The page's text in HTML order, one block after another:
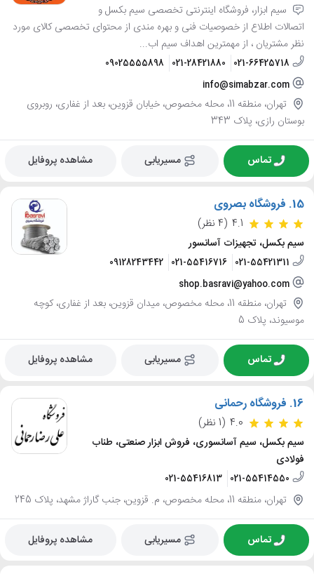
سیم ابزار، فروشگاه اینترنتی تخصصی سیم بکسل و
اتصالات اطلاع از خصوصیات فنی و بهره مندی از محتوای تخصصی کالای مورد
نظر مشتریان ، از مهمترین اهداف سیم اب...
021-66425718
021-28421880
09025555898
info@simabzar.com
تهران، منطقه 11، محله مخصوص، خیابان قزوین، بعد از غفاری، روبروی
بوستان رازی، پلاک 343
تماس مسیریابی مشاهده پروفایل
15. فروشگاه بصروی
4.1 (4 نظر)
سیم بکسل، تجهیزات آسانسور
021-55421311
021-55416716
09128243442
shop.basravi@yahoo.com
تهران، منطقه 11، محله مخصوص، میدان قزوین، بعد از غفاری، کوچه
موسیوند، پلاک 5
تماس مسیریابی مشاهده پروفایل
16. فروشگاه رحمانی
4.0 (1 نظر)
سیم بکسل، سیم آسانسوری، فروش ابزار صنعتی، طناب
فولادی
021-55414550
021-55416813
تهران، منطقه 11، محله مخصوص، م. قزوین، جنب گاراژ مشهد، پلاک 245
تماس مسیریابی مشاهده پروفایل